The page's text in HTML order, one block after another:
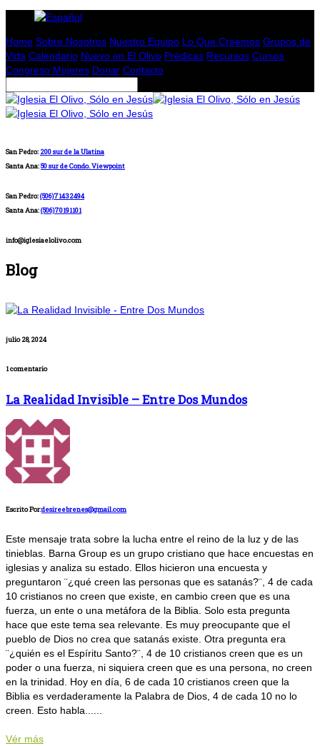
Home Sobre Nosotros Nuestro Equipo Lo Que Creemos Grupos de
Vida Calendario Nuevo en El Olivo Prédicas Recursos Cursos
Congreso Mujeres Donar Contacto
San Pedro: 200 sur de la Ulatina
Santa Ana:50 sur de Condo. Viewpoint
San Pedro:(506)71432494
Santa Ana:(506)70191101
info@iglesiaelolivo.com
Blog
julio 28, 2024
1 comentario
La Realidad Invisible – Entre Dos Mundos
Escrito Por:desireebrenes@gmail.com
Este mensaje trata sobre la lucha entre el reino de la luz y de las
tinieblas. Barna Group es un grupo cristiano que hace encuestas en
iglesias y analiza su estado. Ellos hicieron una encuesta y
preguntaron ¨¿qué creen las personas que es satanás?¨, 4 de cada
10 cristianos no creen que existe, en cambio creen que es una
fuerza, un ente o una metáfora de la Biblia. Solo esta pregunta
hace que este tema sea relevante. Es muy preocupante que el
pueblo de Dios no crea que satanás existe. Otra pregunta era
¨¿quién es el Espíritu Santo?¨, 4 de 10 cristianos creen que es un
poder o una fuerza, ni siquiera creen que es una persona, no creen
en la trinidad. Hoy en día, 6 de cada 10 cristianos creen que la
Biblia es verdaderamente la Palabra de Dios, 4 de cada 10 no lo
creen. Esto habla......
Vér más